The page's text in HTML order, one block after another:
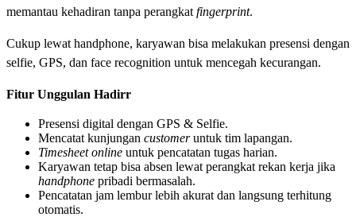
memantau kehadiran tanpa perangkat fingerprint.
Cukup lewat handphone, karyawan bisa melakukan presensi dengan
selfie, GPS, dan face recognition untuk mencegah kecurangan.
Fitur Unggulan Hadirr
Presensi digital dengan GPS & Selfie.
Mencatat kunjungan customeruntuk tim lapangan.
Timesheet online untuk pencatatan tugas harian.
Karyawan tetap bisa absen lewat perangkat rekan kerja jika
handphone pribadi bermasalah.
Pencatatan jam lembur lebih akurat dan langsung terhitung
otomatis.